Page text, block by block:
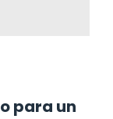
para un